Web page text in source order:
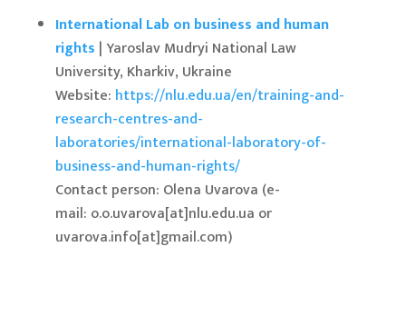
International Lab on business and human
rights | Yaroslav Mudryi National Law
University, Kharkiv, Ukraine
Website: https://nlu.edu.ua/en/training-and-
research-centres-and-
laboratories/international-laboratory-of-
business-and-human-rights/
Contact person: Olena Uvarova (e-
mail: o.o.uvarova[at]nlu.edu.ua or
uvarova.info[at]gmail.com)